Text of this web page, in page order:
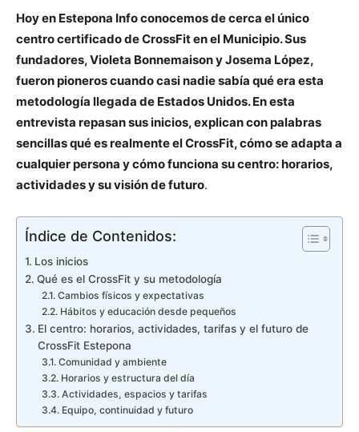
Hoy en Estepona Info conocemos de cerca el único
centro certificado de CrossFit en el Municipio. Sus
fundadores, Violeta Bonnemaison y Josema López,
fueron pioneros cuando casi nadie sabía qué era esta
metodología llegada de Estados Unidos. En esta
entrevista repasan sus inicios, explican con palabras
sencillas qué es realmente el CrossFit, cómo se adapta a
cualquier persona y cómo funciona su centro: horarios,
actividades y su visión de futuro.
Índice de Contenidos:
Los inicios
Qué es el CrossFit y su metodología
Cambios físicos y expectativas
Hábitos y educación desde pequeños
El centro: horarios, actividades, tarifas y el futuro de
CrossFit Estepona
Comunidad y ambiente
Horarios y estructura del día
Actividades, espacios y tarifas
Equipo, continuidad y futuro